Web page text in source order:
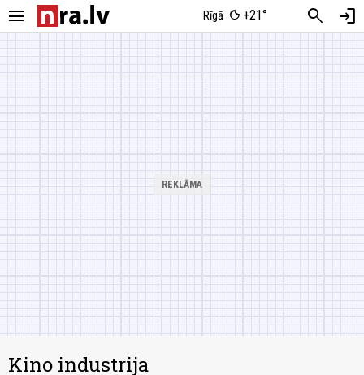
menu Rīgā +21° search login
Kino industrija